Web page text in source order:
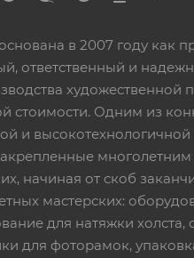
в 2007 году как
ответственный и
стоимости. Одним из
и
начиная от скоб
мастерских:
для натяжки
для фоторамок,